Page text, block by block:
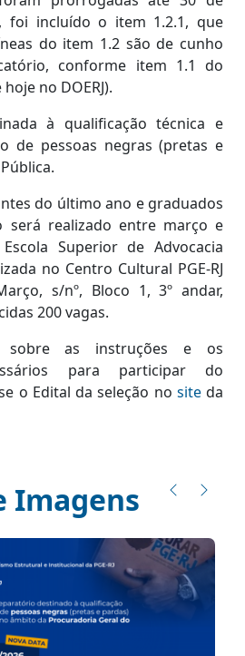
foi incluído o item 1.2.1, que
do item 1.2 são de cunho
conforme item 1.1 do
no DOERJ).
à qualificação técnica e
de pessoas negras (pretas e
do último ano e graduados
será realizado entre março e
Superior de Advocacia
no Centro Cultural PGE-RJ
s/nº, Bloco 1, 3º andar,
200 vagas.
sobre as instruções e os
para participar do
o Edital da seleção no siteda
Imagens